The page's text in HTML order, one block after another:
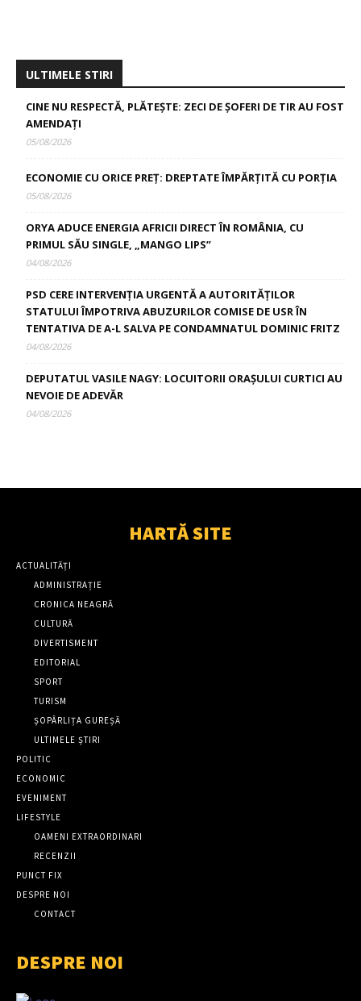
ULTIMELE STIRI
CINE NU RESPECTĂ, PLĂTEȘTE: ZECI DE ȘOFERI DE TIR AU FOST
AMENDAȚI
05/08/2026
ECONOMIE CU ORICE PREȚ: DREPTATE ÎMPĂRȚITĂ CU PORȚIA
05/08/2026
ORYA ADUCE ENERGIA AFRICII DIRECT ÎN ROMÂNIA, CU
PRIMUL SĂU SINGLE, „MANGO LIPS”
04/08/2026
PSD CERE INTERVENȚIA URGENTĂ A AUTORITĂȚILOR
STATULUI ÎMPOTRIVA ABUZURILOR COMISE DE USR ÎN
TENTATIVA DE A-L SALVA PE CONDAMNATUL DOMINIC FRITZ
04/08/2026
DEPUTATUL VASILE NAGY: LOCUITORII ORAȘULUI CURTICI AU
NEVOIE DE ADEVĂR
04/08/2026
HARTĂ SITE
ACTUALITĂȚI
ADMINISTRAȚIE
CRONICA NEAGRĂ
CULTURĂ
DIVERTISMENT
EDITORIAL
SPORT
TURISM
ȘOPÂRLIȚA GUREȘĂ
ULTIMELE ȘTIRI
POLITIC
ECONOMIC
EVENIMENT
LIFESTYLE
OAMENI EXTRAORDINARI
RECENZII
PUNCT FIX
DESPRE NOI
CONTACT
DESPRE NOI